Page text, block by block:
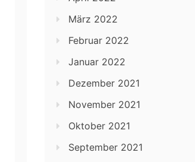
März 2022
Februar 2022
Januar 2022
Dezember 2021
November 2021
Oktober 2021
September 2021